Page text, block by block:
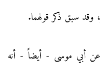
سبق ذكر قولهما.
أبي موسى - أيضاً - أنه